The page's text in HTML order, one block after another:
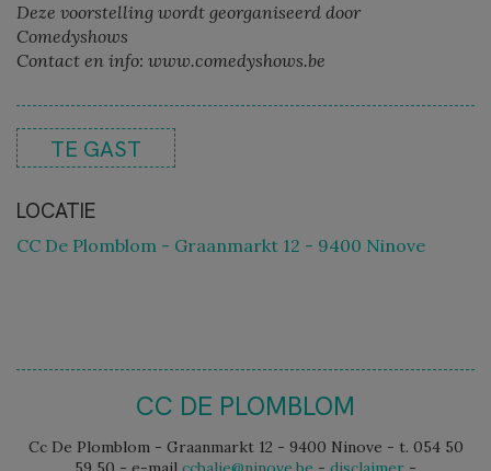
Deze voorstelling wordt georganiseerd door
Comedyshows
Contact en info: www.comedyshows.be
TE GAST
LOCATIE
CC De Plomblom - Graanmarkt 12 - 9400 Ninove
CC DE PLOMBLOM
Cc De Plomblom - Graanmarkt 12 - 9400 Ninove - t. 054 50